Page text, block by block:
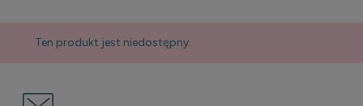
Ten produkt jest niedostępny.